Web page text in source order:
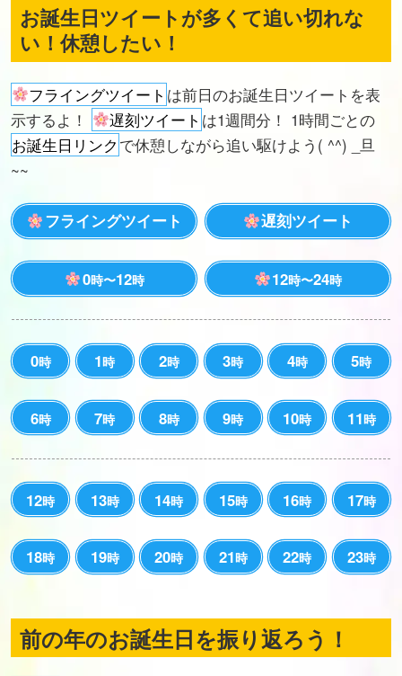
お誕生日ツイートが多くて追い切れな
い！休憩したい！
フライングツイート は前日のお誕生日ツイートを表
示するよ！
遅刻ツイート は1週間分！ 1時間ごとの
お誕生日リンク で休憩しながら追い駆けよう( ^^) _旦
~~
フライングツイート 遅刻ツイート
0時〜12時 12時〜24時
0時 1時 2時 3時 4時 5時
6時 7時 8時 9時 10時 11時
12時 13時 14時 15時 16時 17時
18時 19時 20時 21時 22時 23時
前の年のお誕生日を振り返ろう！